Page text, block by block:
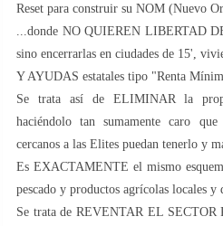
Reset para construir su NOM (Nuevo
...donde NO QUIEREN LIBERTAD
sino encerrarlas en ciudades de 15',
Y AYUDAS estatales tipo "Renta
Se trata así de ELIMINAR la
haciéndolo tan sumamente caro
cercanos a las Elites puedan tenerlo y
Es EXACTAMENTE el mismo
pescado y productos agrícolas locales y
Se trata de REVENTAR EL SECTOR